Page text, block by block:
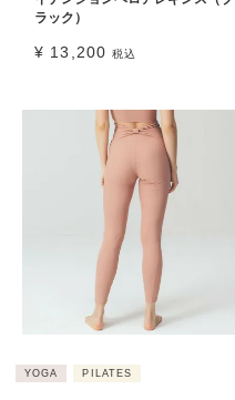
ラック）
¥ 13,200 税込
YOGA PILATES